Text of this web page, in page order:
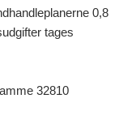
0,8
tages
32810